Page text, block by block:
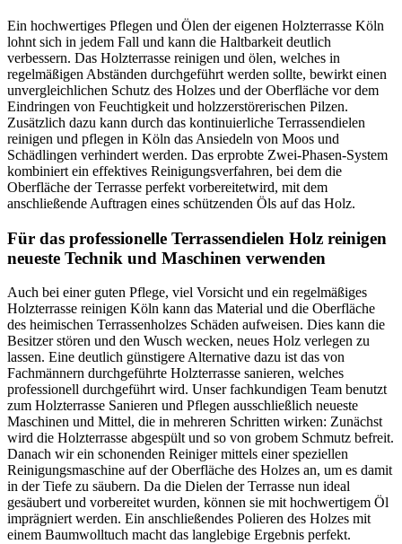
Ein hochwertiges Pflegen und Ölen der eigenen Holzterrasse Köln
lohnt sich in jedem Fall und kann die Haltbarkeit deutlich
verbessern. Das Holzterrasse reinigen und ölen, welches in
regelmäßigen Abständen durchgeführt werden sollte, bewirkt einen
unvergleichlichen Schutz des Holzes und der Oberfläche vor dem
Eindringen von Feuchtigkeit und holzzerstörerischen Pilzen.
Zusätzlich dazu kann durch das kontinuierliche Terrassendielen
reinigen und pflegen in Köln das Ansiedeln von Moos und
Schädlingen verhindert werden. Das erprobte Zwei-Phasen-System
kombiniert ein effektives Reinigungsverfahren, bei dem die
Oberfläche der Terrasse perfekt vorbereitetwird, mit dem
anschließende Auftragen eines schützenden Öls auf das Holz.
Für das professionelle Terrassendielen Holz reinigen
neueste Technik und Maschinen verwenden
Auch bei einer guten Pflege, viel Vorsicht und ein regelmäßiges
Holzterrasse reinigen Köln kann das Material und die Oberfläche
des heimischen Terrassenholzes Schäden aufweisen. Dies kann die
Besitzer stören und den Wusch wecken, neues Holz verlegen zu
lassen. Eine deutlich günstigere Alternative dazu ist das von
Fachmännern durchgeführte Holzterrasse sanieren, welches
professionell durchgeführt wird. Unser fachkundigen Team benutzt
zum Holzterrasse Sanieren und Pflegen ausschließlich neueste
Maschinen und Mittel, die in mehreren Schritten wirken: Zunächst
wird die Holzterrasse abgespült und so von grobem Schmutz befreit.
Danach wir ein schonenden Reiniger mittels einer speziellen
Reinigungsmaschine auf der Oberfläche des Holzes an, um es damit
in der Tiefe zu säubern. Da die Dielen der Terrasse nun ideal
gesäubert und vorbereitet wurden, können sie mit hochwertigem Öl
imprägniert werden. Ein anschließendes Polieren des Holzes mit
einem Baumwolltuch macht das langlebige Ergebnis perfekt.